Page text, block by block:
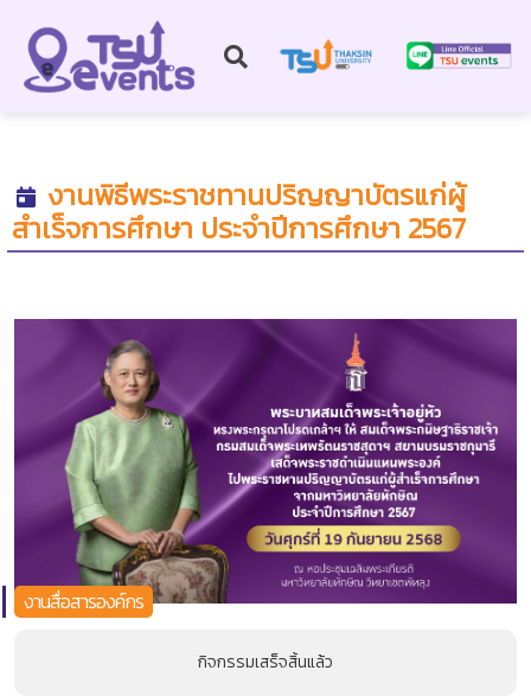
งานพิธีพระราชทานปริญญาบัตรแก่ผู้
สำเร็จการศึกษา ประจำปีการศึกษา 2567
งานสื่อสารองค์กร
กิจกรรมเสร็จสิ้นแล้ว